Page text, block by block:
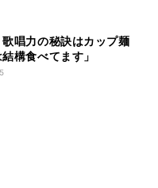
唱力の秘訣はカップ麺
結構食べてます」